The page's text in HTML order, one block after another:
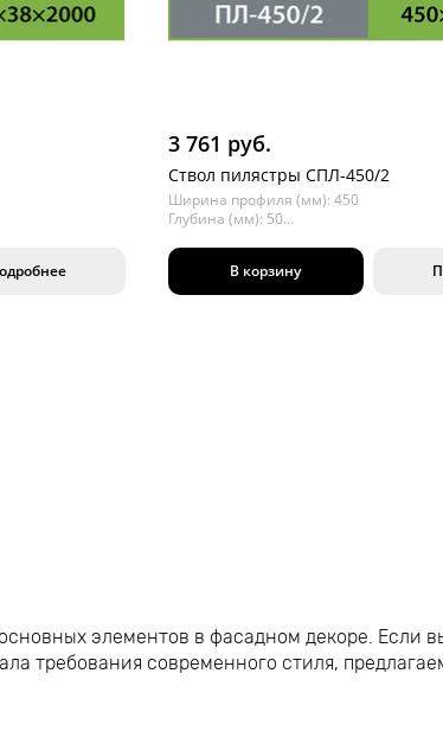
3 761 руб.
Ствол пилястры СПЛ-450/2
Ширина профиля (мм): 450
Глубина (мм): 50
В корзину
элементов в фасадном декоре. Если
требования современного стиля,